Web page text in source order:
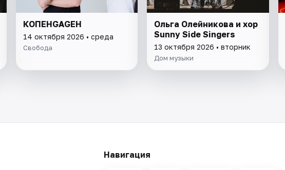
КОПЕНGАGЕН
14 октября 2026 • среда
Свобода
Ольга Олейникова и хор
Sunny Side Singers
13 октября 2026 • вторник
Дом музыки
Навигация